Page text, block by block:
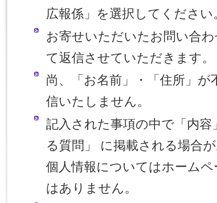
広報係」を選択してください
お寄せいただいたお問い合
て返信させていただきます。
尚、「お名前」・「住所」
信いたしません。
記入された事項の中で「内
る質問」 に掲載される場合
個人情報についてはホーム
はありません。